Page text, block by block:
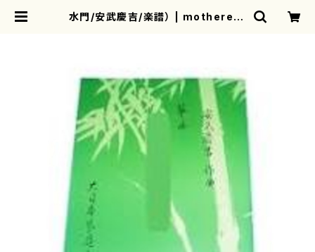
水門/安武慶吉/楽譜） | motherear